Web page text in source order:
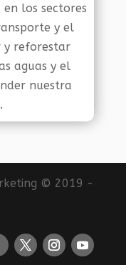
en los sectores
y el
y reforestar
aguas y el
nuestra
© 2019 -